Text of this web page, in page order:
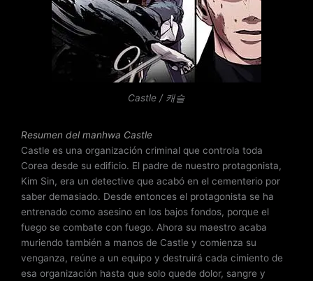
a
d
o
c
o
n
3
d
e
5
Castle / 캐슬
Resumen del manhwa Castle
Castle es una organización criminal que controla toda
Corea desde su edificio. El padre de nuestro protagonista,
Kim Sin, era un detective que acabó en el cementerio por
saber demasiado. Desde entonces el protagonista se ha
entrenado como asesino en los bajos fondos, porque el
fuego se combate con fuego. Ahora su maestro acaba
muriendo también a manos de Castle y comienza su
venganza, reúne a un equipo y destruirá cada cimiento de
esa organización hasta que solo quede dolor, sangre y